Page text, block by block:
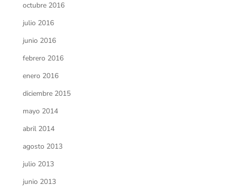
octubre 2016
julio 2016
junio 2016
febrero 2016
enero 2016
diciembre 2015
mayo 2014
abril 2014
agosto 2013
julio 2013
junio 2013